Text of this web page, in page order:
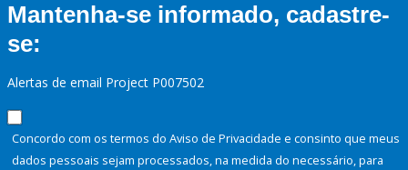
Mantenha-se informado, cadastre-
se:
Alertas de email Project P007502
Concordo com os termos do Aviso de Privacidade e consinto que meus
dados pessoais sejam processados, na medida do necessário, para